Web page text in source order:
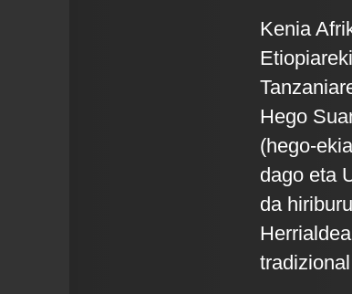
Kenia
Hego
(hego-
dago eta
da